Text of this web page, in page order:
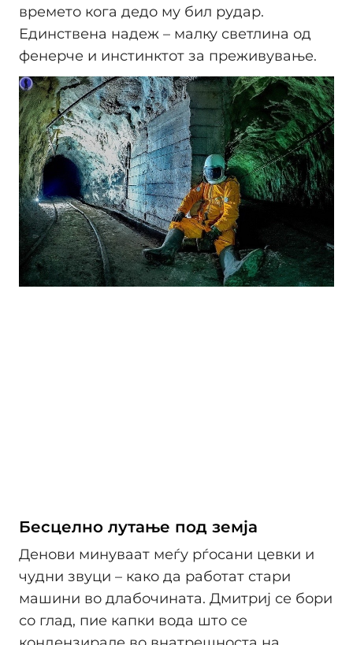
времето кога дедо му бил рудар.
Единствена надеж – малку светлина од
фенерче и инстинктот за преживување.
Бесцелно лутање под земја
Денови минуваат меѓу рѓосани цевки и
чудни звуци – како да работат стари
машини во длабочината. Дмитриј се бори
со глад, пие капки вода што се